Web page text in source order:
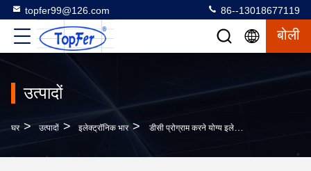
topfer99@126.com 86--13018677119
बोली
उत्पादों
घर > उत्पादों > इलेक्ट्रॉनिक भार > डीसी प्रोग्राम करने योग्य इलेक्ट्रॉनिक भार उच्च शक्ति 200W 100V